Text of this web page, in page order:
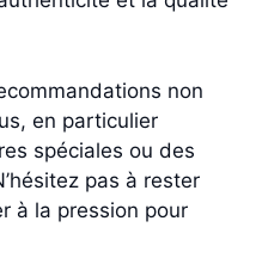
non
en particulier
spéciales ou des
pas à rester
à la pression pour